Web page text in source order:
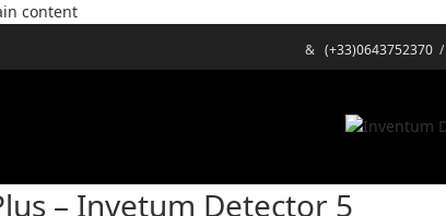
content
& (+33)0643752370/
– Invetum Detector 5